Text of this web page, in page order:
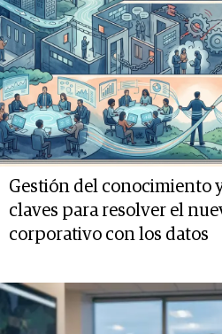
Gestión del conocimiento
claves para resolver el
corporativo con los datos